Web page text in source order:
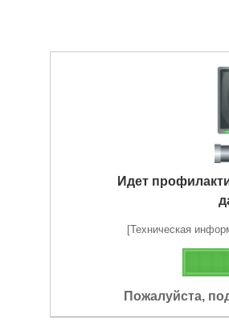
Идет
[Техническая
Пожалуйста,